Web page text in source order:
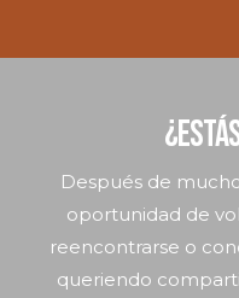
Después de
oportunidad de
reencontrarse o
queriendo